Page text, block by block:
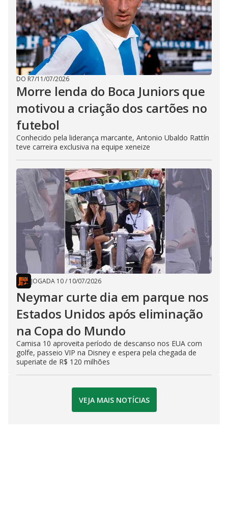
DO R7/11/07/2026
Morre lenda do Boca Juniors que
motivou a criação dos cartões no
futebol
Conhecido pela liderança marcante, Antonio Ubaldo Rattín
teve carreira exclusiva na equipe xeneize
JOGADA 10/ 10/07/2026
Neymar curte dia em parque nos
Estados Unidos após eliminação
na Copa do Mundo
Camisa 10 aproveita período de descanso nos EUA com
golfe, passeio VIP na Disney e espera pela chegada de
superiate de R$ 120 milhões
VEJA MAIS NOTÍCIAS